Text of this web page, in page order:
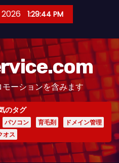
2026 1:29:44 PM
ーションを含みます
のタグ
パソコン 育毛剤
ドメイン管理
オス